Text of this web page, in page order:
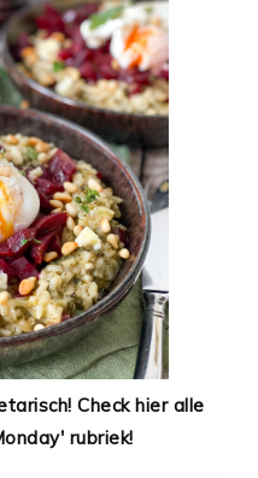
Check hier alle
rubriek!